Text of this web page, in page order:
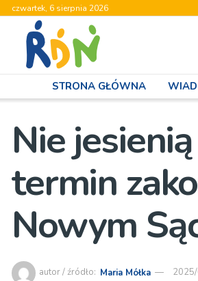
czwartek, 6 sierpnia 2026
STRONA GŁÓWNA
Nie
termin
Nowym
autor / źródło: Maria Mółka